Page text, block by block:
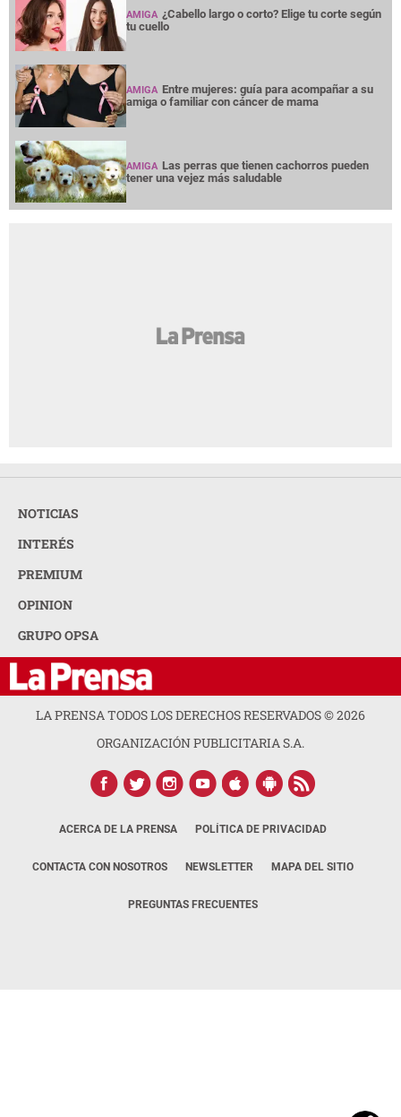
AMIGA ¿Cabello largo o corto? Elige tu corte según
tu cuello
AMIGA Entre mujeres: guía para acompañar a su
amiga o familiar con cáncer de mama
AMIGA Las perras que tienen cachorros pueden
tener una vejez más saludable
NOTICIAS
INTERÉS
PREMIUM
OPINION
GRUPO OPSA
LA PRENSA TODOS LOS DERECHOS RESERVADOS ©2026
ORGANIZACIÓN PUBLICITARIA S.A.
ACERCA DE LA PRENSA POLÍTICA DE PRIVACIDAD
CONTACTA CON NOSOTROS NEWSLETTER MAPA DEL SITIO
PREGUNTAS FRECUENTES